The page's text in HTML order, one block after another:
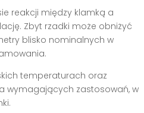
reakcji między klamką a
Zbyt rzadki może obniżyć
blisko nominalnych w
temperaturach oraz
wymagających zastosowań, w